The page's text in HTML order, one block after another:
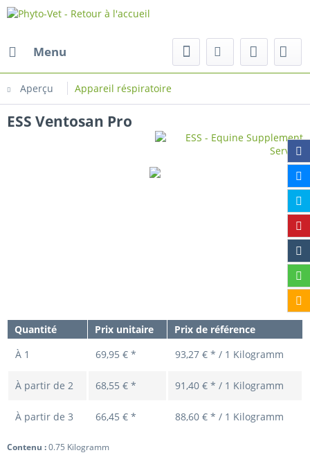
Menu
Aperçu Appareil réspiratoire
ESS Ventosan Pro
Quantité Prix unitaire
Prix de référence
À 1 69,95 € * 93,27 € * / 1 Kilogramm
À partir de 2 68,55 € * 91,40 € * / 1 Kilogramm
À partir de 3 66,45 € * 88,60 € * / 1 Kilogramm
Contenu :0.75 Kilogramm